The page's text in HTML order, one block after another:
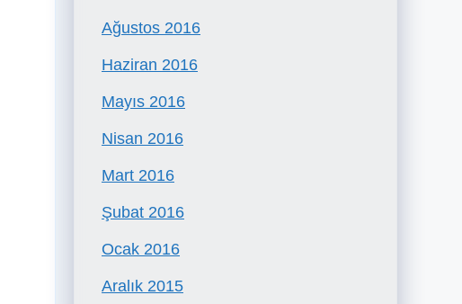
Ağustos 2016
Haziran 2016
Mayıs 2016
Nisan 2016
Mart 2016
Şubat 2016
Ocak 2016
Aralık 2015